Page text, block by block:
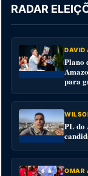
RADAR
DAVID
Plano
para
PL do
OMAR